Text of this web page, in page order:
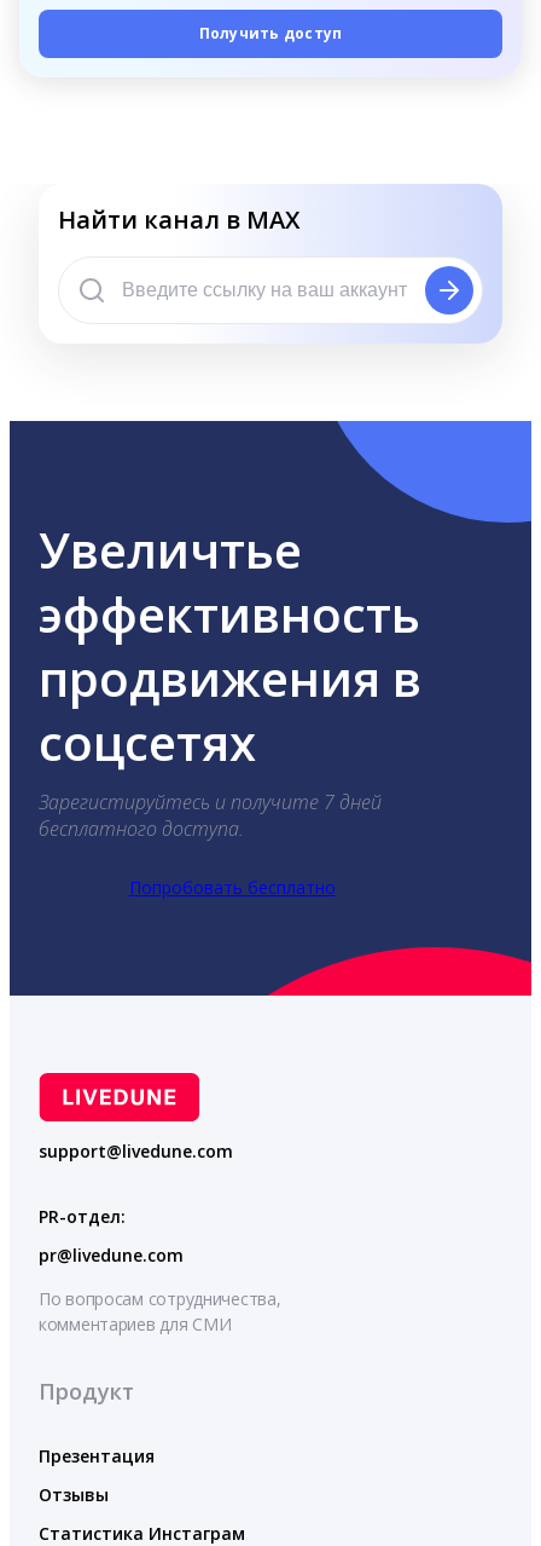
Получить доступ
Найти канал в MAX
Увеличтье
эффективность
продвижения в
соцсетях
Зарегистируйтесь и получите 7 дней
бесплатного доступа.
Попробовать бесплатно
support@livedune.com
PR-отдел:
pr@livedune.com
По вопросам сотрудничества,
комментариев для СМИ
Продукт
Презентация
Отзывы
Статистика Инстаграм